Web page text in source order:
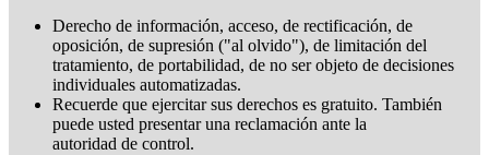
Derecho de información, acceso, de rectificación, de
oposición, de supresión ("al olvido"), de limitación del
tratamiento, de portabilidad, de no ser objeto de decisiones
individuales automatizadas.
Recuerde que ejercitar sus derechos es gratuito. También
puede usted presentar una reclamación ante la
autoridad de control.